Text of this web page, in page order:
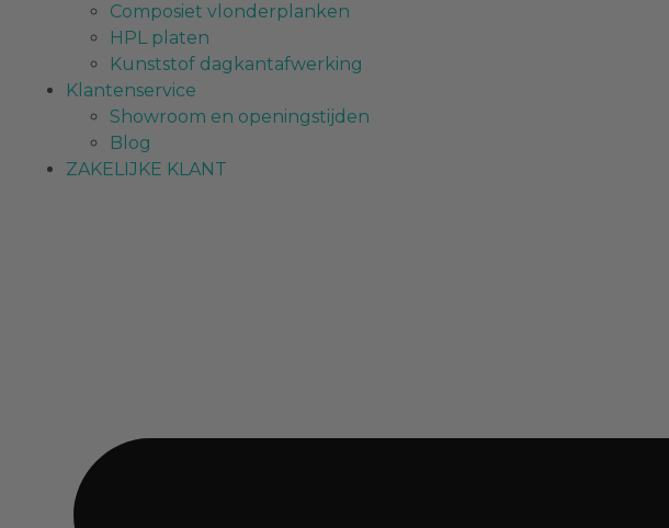
Composiet vlonderplanken
HPL platen
Kunststof dagkantafwerking
Klantenservice
Showroom en openingstijden
Blog
ZAKELIJKE KLANT